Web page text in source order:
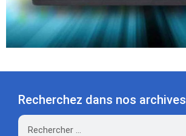
Recherchez dans nos archives
Rechercher